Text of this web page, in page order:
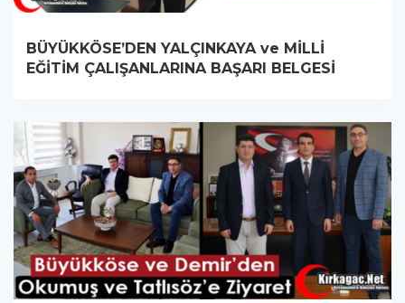
BÜYÜKKÖSE’DEN YALÇINKAYA ve MİLLİ
EĞİTİM ÇALIŞANLARINA BAŞARI BELGESİ